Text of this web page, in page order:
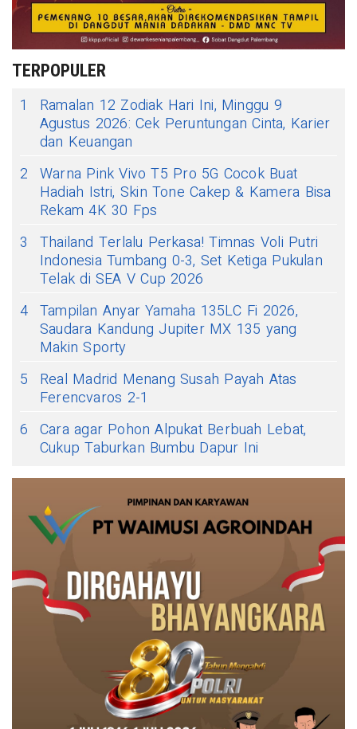
TERPOPULER
1
Ramalan 12 Zodiak Hari Ini, Minggu 9
Agustus 2026: Cek Peruntungan Cinta, Karier
dan Keuangan
2 Warna Pink Vivo T5 Pro 5G Cocok Buat
Hadiah Istri, Skin Tone Cakep & Kamera Bisa
Rekam 4K 30 Fps
3
Thailand Terlalu Perkasa! Timnas Voli Putri
Indonesia Tumbang 0-3, Set Ketiga Pukulan
Telak di SEA V Cup 2026
4 Tampilan Anyar Yamaha 135LC Fi 2026,
Saudara Kandung Jupiter MX 135 yang
Makin Sporty
5
Real Madrid Menang Susah Payah Atas
Ferencvaros 2-1
6 Cara agar Pohon Alpukat Berbuah Lebat,
Cukup Taburkan Bumbu Dapur Ini